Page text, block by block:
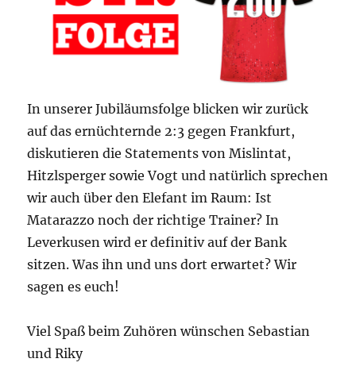
In unserer Jubiläumsfolge blicken wir zurück
auf das ernüchternde 2:3 gegen Frankfurt,
diskutieren die Statements von Mislintat,
Hitzlsperger sowie Vogt und natürlich sprechen
wir auch über den Elefant im Raum: Ist
Matarazzo noch der richtige Trainer? In
Leverkusen wird er definitiv auf der Bank
sitzen. Was ihn und uns dort erwartet? Wir
sagen es euch!
Viel Spaß beim Zuhören wünschen Sebastian
und Riky